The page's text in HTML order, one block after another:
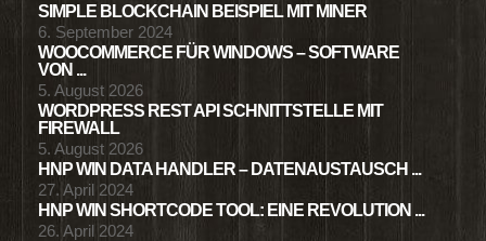
SIMPLE BLOCKCHAIN BEISPIEL MIT MINER
6. September 2024
WOOCOMMERCE FÜR WINDOWS – SOFTWARE
VON ...
5. August 2026
WORDPRESS REST API SCHNITTSTELLE MIT
FIREWALL
5. August 2026
HNP WIN DATA HANDLER – DATENAUSTAUSCH ...
27. April 2024
HNP WIN SHORTCODE TOOL: EINE REVOLUTION ...
26. April 2024